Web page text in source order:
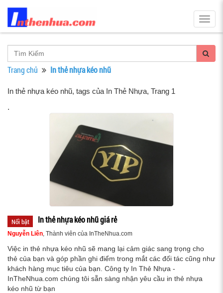
Trang chủ In thẻ nhựa kéo nhũ
In thẻ nhựa kéo nhũ, tags của In Thẻ Nhựa, Trang 1
.
Nổi bật In thẻ nhựa kéo nhũ giá rẻ
Nguyễn Liên, Thành viên của InTheNhua.com
Việc in thẻ nhựa kéo nhũ sẽ mang lại cảm giác sang trọng cho
thẻ của bạn và góp phần ghi điểm trong mắt các đối tác cũng như
khách hàng mục tiêu của bạn. Công ty In Thẻ Nhựa -
InTheNhua.com chúng tôi sẵn sàng nhận yêu cầu in thẻ nhựa
kéo nhũ từ bạn